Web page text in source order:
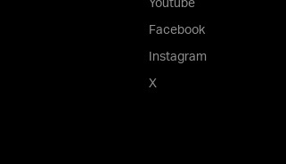
Youtube
Facebook
Instagram
X